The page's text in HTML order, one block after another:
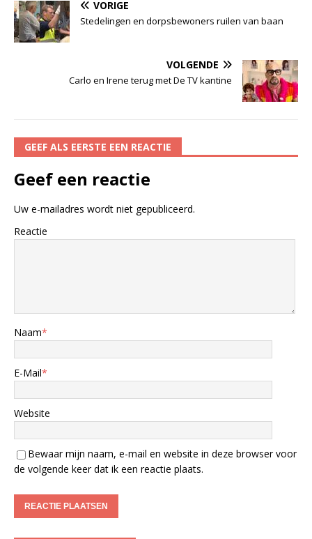
VORIGE
Stedelingen en dorpsbewoners ruilen van baan
VOLGENDE
Carlo en Irene terug met De TV kantine
GEEF ALS EERSTE EEN REACTIE
Geef een reactie
Uw e-mailadres wordt niet gepubliceerd.
Reactie
Naam*
E-Mail*
Website
Bewaar mijn naam, e-mail en website in deze browser voor
de volgende keer dat ik een reactie plaats.